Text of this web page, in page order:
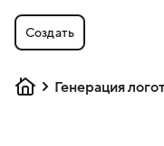
Создать
Генерация